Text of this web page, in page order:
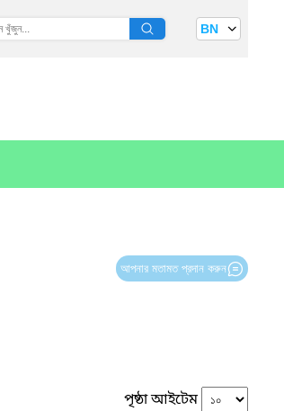
BN
আপনার মতামত প্রদান করুন
পৃষ্ঠা আইটেম